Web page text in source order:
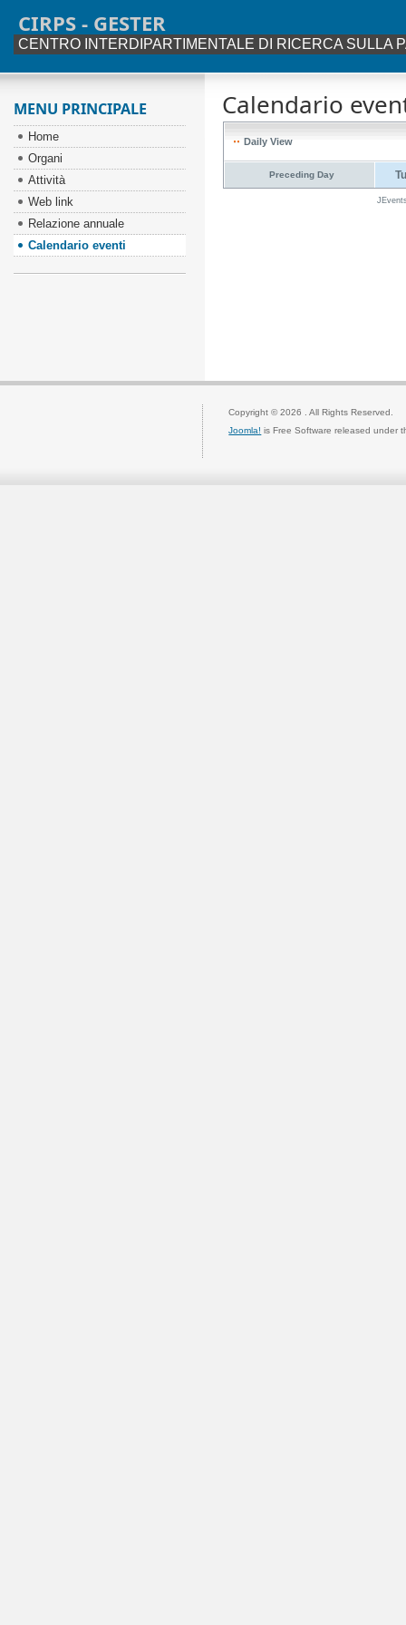
CIRPS - GESTER
CENTRO INTERDIPARTIMENTALE DI RICERCA SULLA
Calendario
Daily View
Preceding Day
MENU PRINCIPALE
Home
Organi
Attività
Web link
Relazione annuale
Calendario eventi
Copyright © 2026 . All Rights Reserved.
Joomla! is Free Software released under